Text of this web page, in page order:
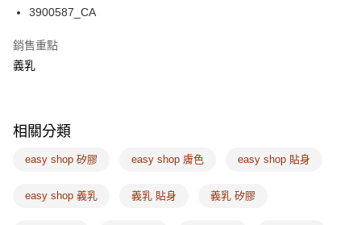
Google Pay
全支付
全盈+PAY
【關於「AFTEE先享後付」】
便利好安心！
２．便利：只要手機號碼，簡訊認證，即可結帳。
3900587_CA
銷售重點
義乳
相關分類
easy shop 矽膠 easy shop 膚色 easy shop 貼身
easy shop 義乳 義乳 貼身 義乳 矽膠